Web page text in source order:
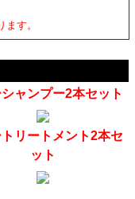
す。
ャンプー2本セット
リートメント2本セ
ット